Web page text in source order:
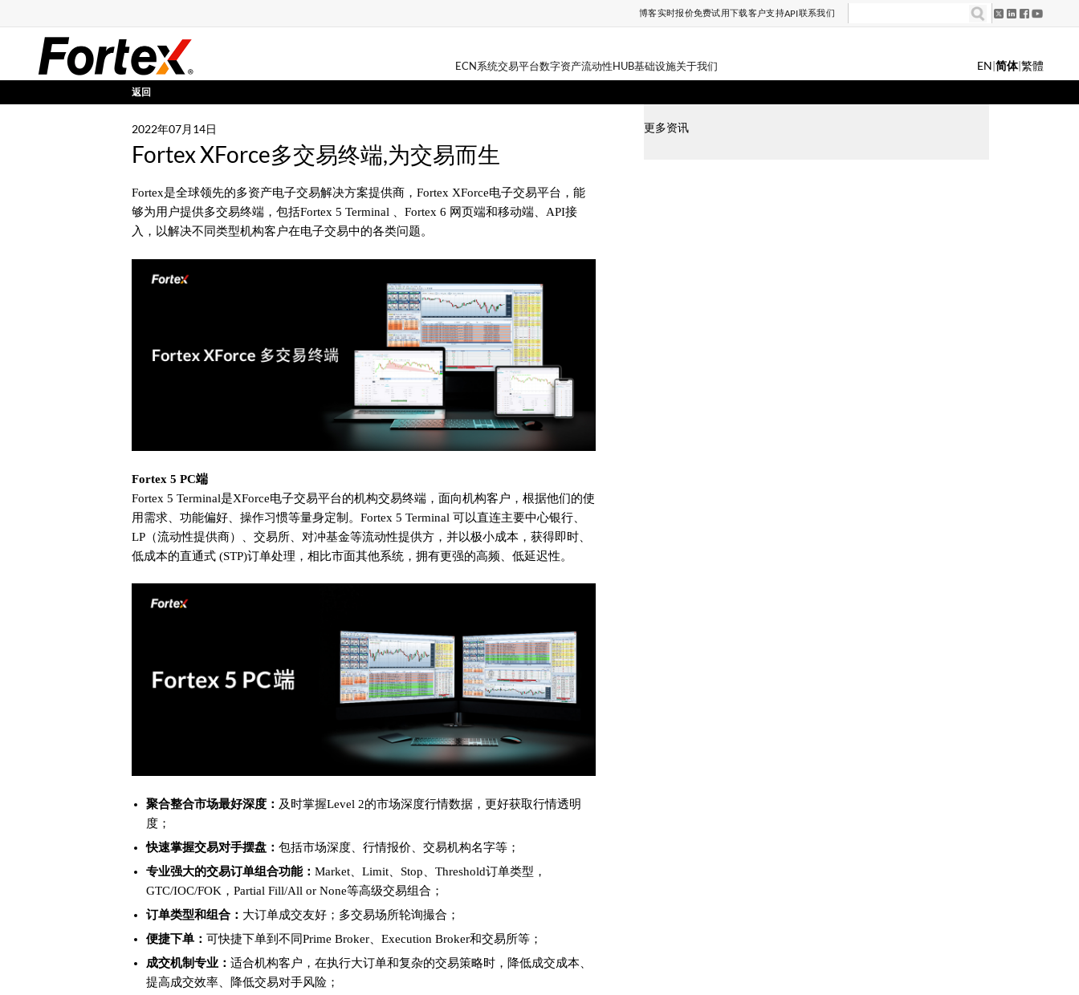
博客实时报价免费试用下载客户支持API联系我们
ECN系统交易平台数字资产流动性HUB基础设施关于我们 EN|简体|繁體
返回
2022年07月14日
Fortex XForce多交易终端,为交易而生
Fortex是全球领先的多资产电子交易解决方案提供商，Fortex XForce电子交易平台，能
够为用户提供多交易终端，包括Fortex 5 Terminal 、Fortex 6 网页端和移动端、API接
入，以解决不同类型机构客户在电子交易中的各类问题。
Fortex 5 PC端
Fortex 5 Terminal是XForce电子交易平台的机构交易终端，面向机构客户，根据他们的使
用需求、功能偏好、操作习惯等量身定制。Fortex 5 Terminal 可以直连主要中心银行、
LP（流动性提供商）、交易所、对冲基金等流动性提供方，并以极小成本，获得即时、
低成本的直通式 (STP)订单处理，相比市面其他系统，拥有更强的高频、低延迟性。
聚合整合市场最好深度： 及时掌握Level 2的市场深度行情数据，更好获取行情透明
度；
快速掌握交易对手摆盘： 包括市场深度、行情报价、交易机构名字等；
专业强大的交易订单组合功能： Market、Limit、Stop、Threshold订单类型，
GTC/IOC/FOK，Partial Fill/All or None等高级交易组合；
订单类型和组合： 大订单成交友好；多交易场所轮询撮合；
便捷下单： 可快捷下单到不同Prime Broker、Execution Broker和交易所等；
成交机制专业： 适合机构客户，在执行大订单和复杂的交易策略时，降低成交成本、
提高成交效率、降低交易对手风险；
更多资讯